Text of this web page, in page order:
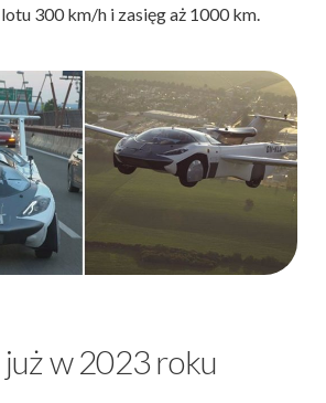
300 km/h i zasięg aż 1000 km.
w 2023 roku